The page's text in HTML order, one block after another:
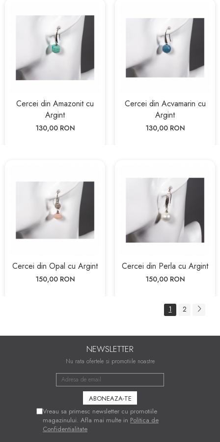
Cercei din Amazonit cu
Argint
130,00 RON
Cercei din Acvamarin cu
Argint
130,00 RON
Cercei din Opal cu Argint
150,00 RON
Cercei din Perla cu Argint
150,00 RON
1 2
NEWSLETTER
Nu rata ofertele si promotiile noastre
Vreau sa primesc newsletter cu promotiile
magazinului. Afla mai multe in Politica de
Confidentialitate